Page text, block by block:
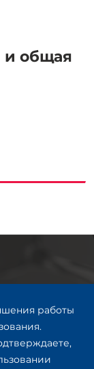
и общая
работы